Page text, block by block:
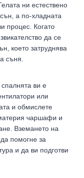
ни естествено
а по-хладната
процес. Когато
да се
което затруднява
съня.
ви е
или
и обмислете
чаршафи и
Вземането на
помогне за
и да ви подготви